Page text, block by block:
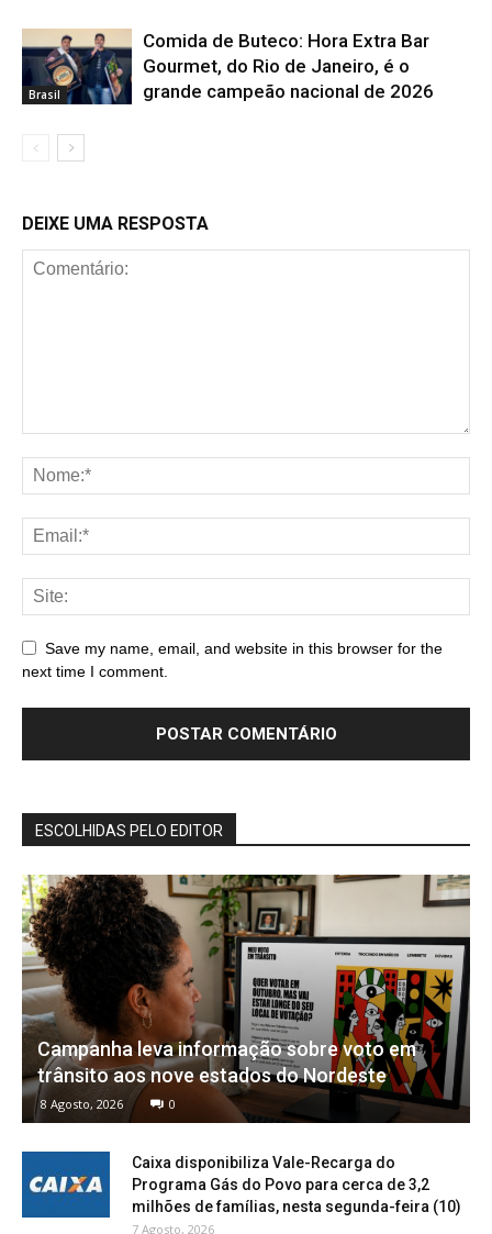
Brasil
Comida de Buteco: Hora Extra Bar
Gourmet, do Rio de Janeiro, é o
grande campeão nacional de 2026
DEIXE UMA RESPOSTA
Save my name, email, and website in this browser for the
next time I comment.
ESCOLHIDAS PELO EDITOR
Campanha leva informação sobre voto em
trânsito aos nove estados do Nordeste
8 Agosto, 2026 0
Caixa disponibiliza Vale-Recarga do
Programa Gás do Povo para cerca de 3,2
milhões de famílias, nesta segunda-feira (10)
7 Agosto, 2026